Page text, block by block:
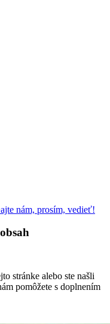
nám, prosím, vedieť!
stránke alebo ste našli
pomôžete s doplnením